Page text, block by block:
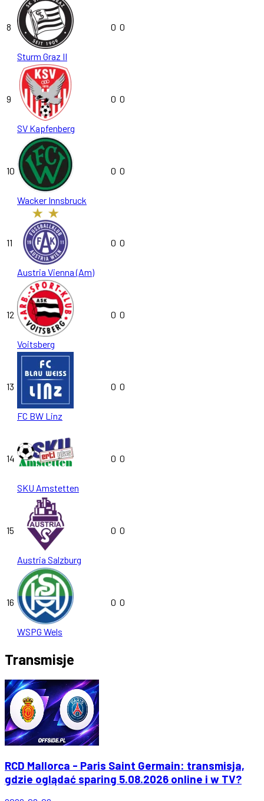
8
Sturm Graz II
0 0
9
SV Kapfenberg
0 0
10
Wacker Innsbruck
0 0
11
Austria Vienna (Am)
0 0
12
Voitsberg
0 0
13
FC BW Linz
0 0
14
SKU Amstetten
0 0
15
Austria Salzburg
0 0
16
WSPG Wels
0 0
Transmisje
RCD Mallorca - Paris Saint Germain: transmisja,
gdzie oglądać sparing 5.08.2026 online i w TV?